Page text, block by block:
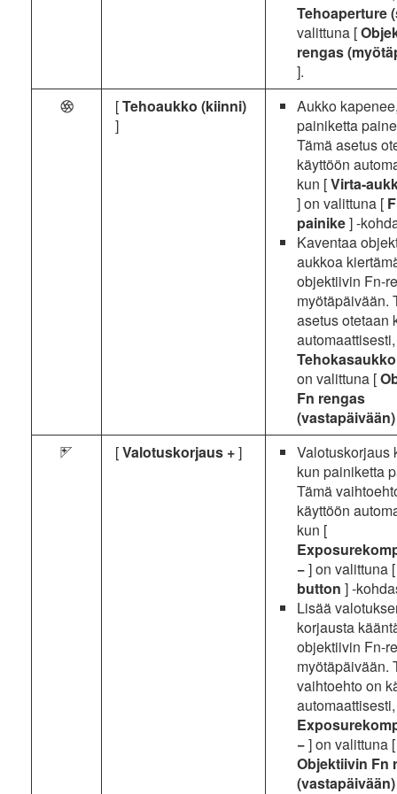
Tehoaperture
valittuna [
rengas
].
q [Tehoaukko (kiinni)
]
Aukko
painiketta
Tämä asetus
käyttöön
kun [Virta-
] on valittuna [
painike] -
Kaventaa
aukkoa
objektiivin Fn-
myötäpäivään.
asetus otetaan
on valittuna [
Fn rengas
i [Valotuskorjaus +]
Valotuskorjaus
kun painiketta
Tämä
käyttöön
kun [
−] on valittuna
button ] -
Lisää
korjausta
objektiivin Fn-
myötäpäivään.
vaihtoehto on
−] on valittuna [
Objektiivin Fn